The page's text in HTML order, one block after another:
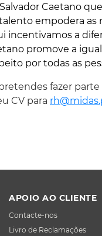
Caetano
empodera as
incentivamos a
promove a
por todas as
fazer
CV para
APOIO AO CLIENTE
Contacte-nos
Livro de Reclamações